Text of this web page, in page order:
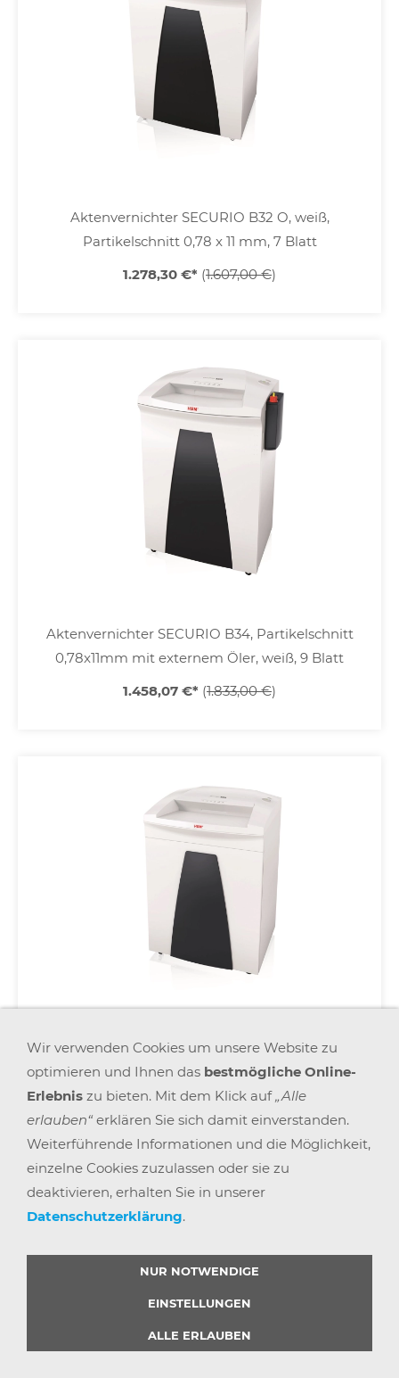
Aktenvernichter SECURIO B32 O, weiß,
Partikelschnitt 0,78 x 11 mm, 7 Blatt
1.278,30 €* (1.607,00 €)
Aktenvernichter SECURIO B34, Partikelschnitt
0,78x11mm mit externem Öler, weiß, 9 Blatt
1.458,07 €* (1.833,00 €)
Aktenvernichter SECURIO B35, Streifenschnitt
3,9mm, weiß, 30 - 32 Blatt
Wir verwenden Cookies um unsere Website zu
optimieren und Ihnen das bestmögliche Online-
Erlebnis zu bieten. Mit dem Klick auf„Alle
erlauben“ erklären Sie sich damit einverstanden.
Weiterführende Informationen und die Möglichkeit,
einzelne Cookies zuzulassen oder sie zu
deaktivieren, erhalten Sie in unserer
Datenschutzerklärung.
NUR NOTWENDIGE
EINSTELLUNGEN
ALLE ERLAUBEN